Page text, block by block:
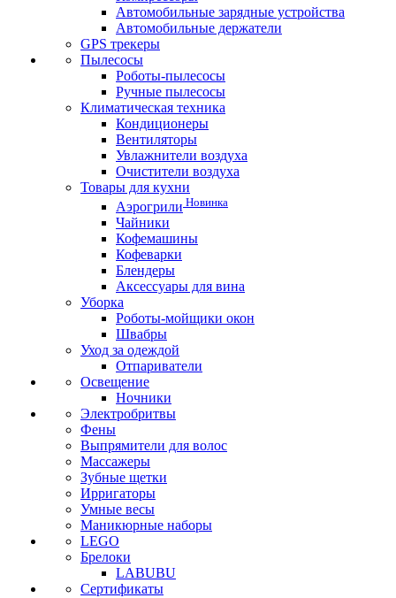
Автомобильные зарядные устройства
Автомобильные держатели
GPS трекеры
Пылесосы
Роботы-пылесосы
Ручные пылесосы
Климатическая техника
Кондиционеры
Вентиляторы
Увлажнители воздуха
Очистители воздуха
Товары для кухни
Аэрогрили Новинка
Чайники
Кофемашины
Кофеварки
Блендеры
Аксессуары для вина
Уборка
Роботы-мойщики окон
Швабры
Уход за одеждой
Отпариватели
Освещение
Ночники
Электробритвы
Фены
Выпрямители для волос
Массажеры
Зубные щетки
Ирригаторы
Умные весы
Маникюрные наборы
LEGO
Брелоки
LABUBU
Сертификаты